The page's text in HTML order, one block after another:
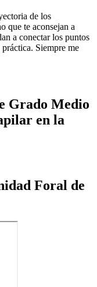
de los
que te aconsejan a
a conectar los puntos
Siempre me
Grado Medio
en la
Foral de